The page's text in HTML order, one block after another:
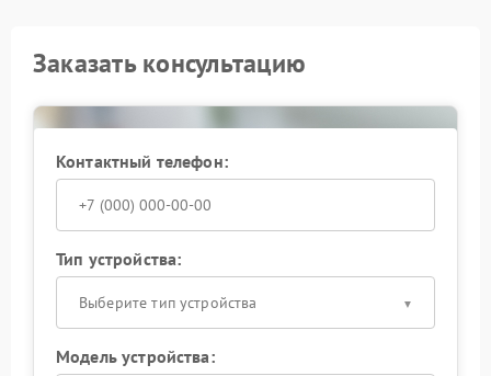
Заказать консультацию
Контактный телефон:
Тип устройства:
Выберите тип устройства
Модель устройства: